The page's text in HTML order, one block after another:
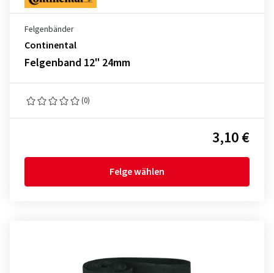
Felgenbänder
Continental
Felgenband 12" 24mm
(0)
3,10 €
Felge wählen